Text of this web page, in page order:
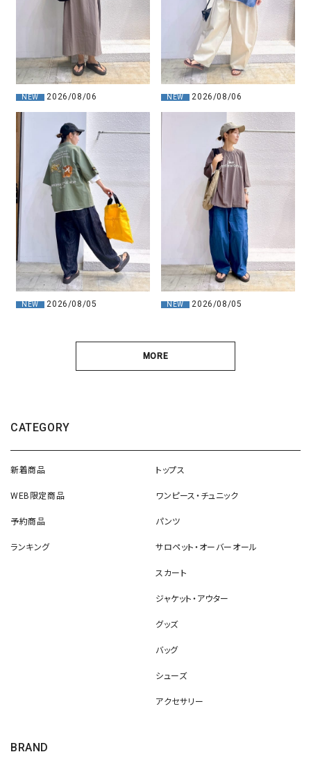
NEW 2026/08/06 NEW 2026/08/06
NEW 2026/08/05 NEW 2026/08/05
MORE
CATEGORY
新着商品
WEB限定商品
予約商品
ランキング
トップス
ワンピース・チュニック
パンツ
サロペット・オーバーオール
スカート
ジャケット・アウター
グッズ
バッグ
シューズ
アクセサリー
BRAND